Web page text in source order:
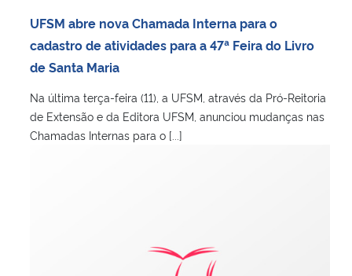
UFSM abre nova Chamada Interna para o
cadastro de atividades para a 47ª Feira do Livro
de Santa Maria
Na última terça-feira (11), a UFSM, através da Pró-Reitoria
de Extensão e da Editora UFSM, anunciou mudanças nas
Chamadas Internas para o [...]